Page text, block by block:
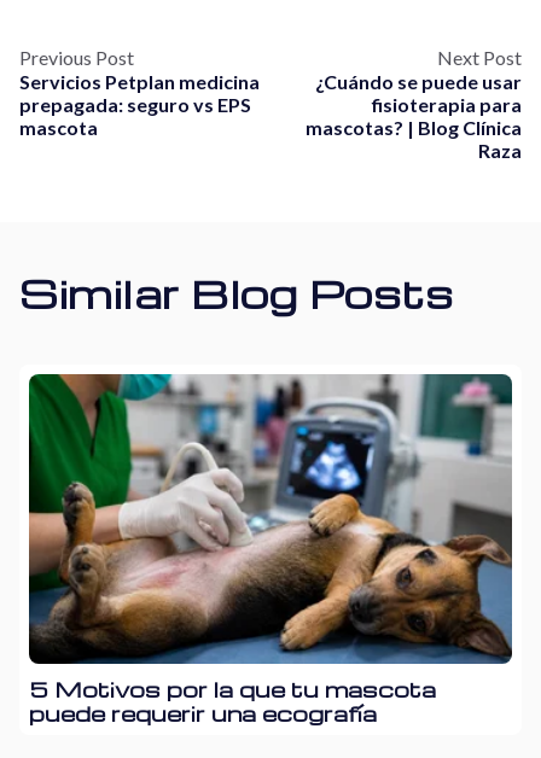
Previous Post
Servicios Petplan medicina
prepagada: seguro vs EPS
mascota
Next Post
¿Cuándo se puede usar
fisioterapia para
mascotas? | Blog Clínica
Raza
Similar Blog Posts
5 Motivos por la que tu mascota
puede requerir una ecografía